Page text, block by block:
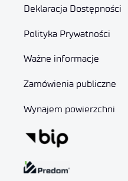
Deklaracja Dostępności
Polityka Prywatności
Ważne informacje
Zamówienia publiczne
Wynajem powierzchni